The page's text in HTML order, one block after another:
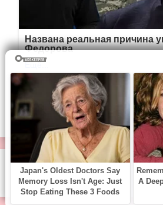
© https://vse-knigi.org